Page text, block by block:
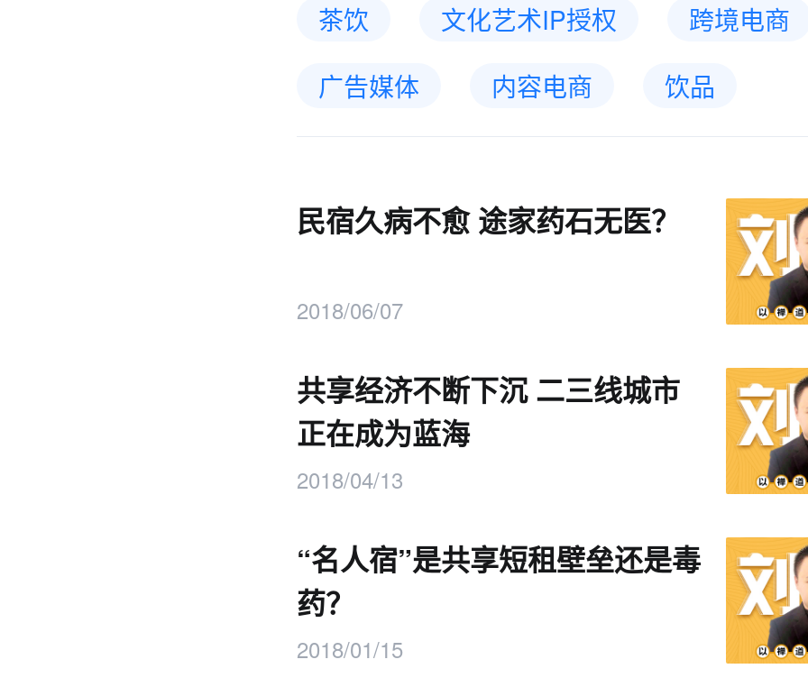
茶饮
文化艺术IP授权
跨境电商
广告媒体
内容电商 饮品
民宿久病不愈 途家药石无医？
2018/06/07
共享经济不断下沉 二三线城市
正在成为蓝海
2018/04/13
“名人宿”是共享短租壁垒还是毒
药？
2018/01/15